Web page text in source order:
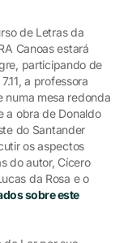
de Letras da
Canoas estará
participando de
a professora
numa mesa redonda
a obra de Donaldo
do Santander
os aspectos
do autor, Cícero
da Rosa e o
sobre este